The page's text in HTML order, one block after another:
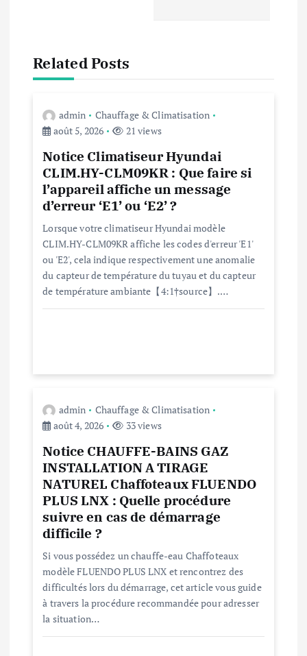
o
Related Posts
admin
Chauffage & Climatisation
août 5, 2026
21 views
Notice Climatiseur Hyundai
CLIM.HY-CLM09KR : Que faire si
l’appareil affiche un message
d’erreur ‘E1’ ou ‘E2’ ?
Lorsque votre climatiseur Hyundai modèle
CLIM.HY-CLM09KR affiche les codes d'erreur 'E1'
ou 'E2', cela indique respectivement une anomalie
du capteur de température du tuyau et du capteur
de température ambiante【4:1†source】.…
admin
Chauffage & Climatisation
août 4, 2026
33 views
Notice CHAUFFE-BAINS GAZ
INSTALLATION A TIRAGE
NATUREL Chaffoteaux FLUENDO
PLUS LNX : Quelle procédure
suivre en cas de démarrage
difficile ?
Si vous possédez un chauffe-eau Chaffoteaux
modèle FLUENDO PLUS LNX et rencontrez des
difficultés lors du démarrage, cet article vous guide
à travers la procédure recommandée pour adresser
la situation…